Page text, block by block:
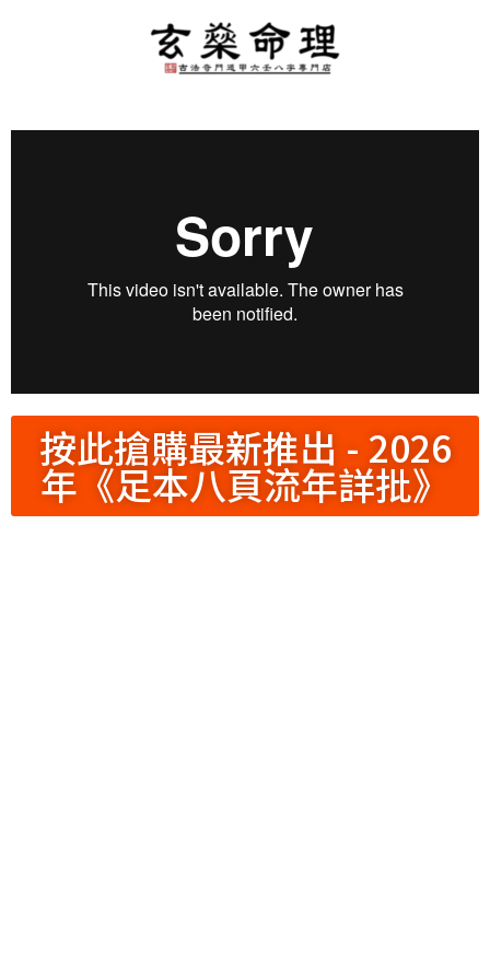
按此搶購最新推出 - 2026
年《足本八頁流年詳批》